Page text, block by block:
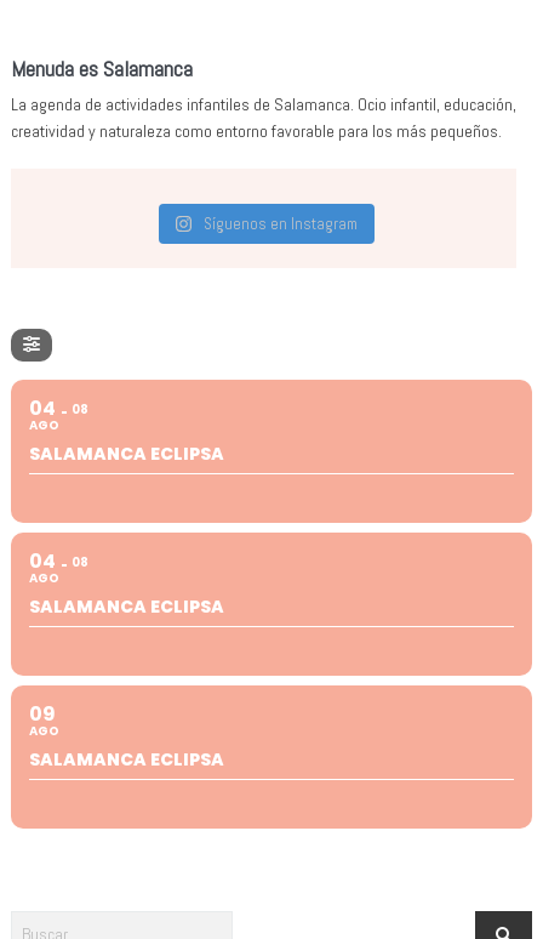
Menuda es Salamanca
La agenda de actividades infantiles de Salamanca. Ocio infantil, educación,
creatividad y naturaleza como entorno favorable para los más pequeños.
Síguenos en Instagram
04
AGO
08
SALAMANCA ECLIPSA
04
AGO
08
SALAMANCA ECLIPSA
09
AGO
SALAMANCA ECLIPSA